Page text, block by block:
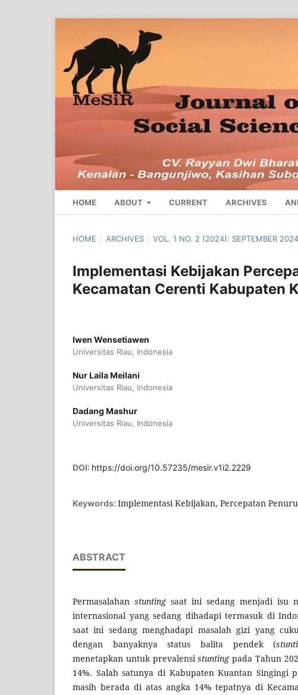
HOME ABOUT CURRENT ARCHIVES
HOME / ARCHIVES / VOL. 1 NO. 2 (2024): SEPTEMBER 2024
Implementasi Kebijakan
Kecamatan Cerenti Kabupaten
Iwen Wensetiawen
Universitas Riau, Indonesia
Nur Laila Meilani
Universitas Riau, Indonesia
Dadang Mashur
Universitas Riau, Indonesia
DOI: https://doi.org/10.57235/mesir.v1i2.2229
Keywords: Implementasi Kebijakan, Percepatan
ABSTRACT
Permasalahan stuntingsaat ini sedang menjadi isu
internasional yang sedang dihadapi termasuk di
saat ini sedang menghadapi masalah gizi yang
dengan banyaknya status balita pendek (
menetapkan untuk prevalensistuntingpada Tahun
14%. Salah satunya di Kabupaten Kuantan Singingi
masih berada di atas angka 14% tepatnya di